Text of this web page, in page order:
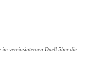
im vereinsinternen Duell über die